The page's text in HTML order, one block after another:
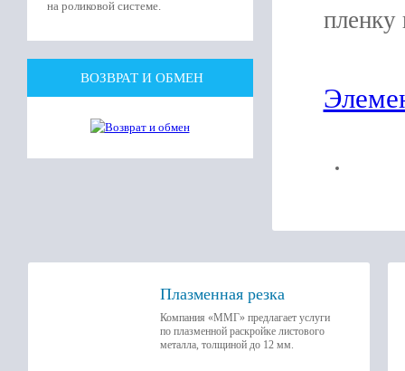
на роликовой системе.
ВОЗВРАТ И ОБМЕН
пленку
Плазменная резка
Компания «ММГ» предлагает услуги
по плазменной раскройке листового
металла, толщиной до 12 мм.